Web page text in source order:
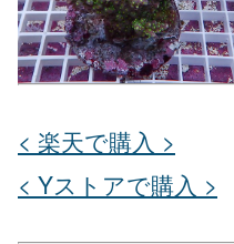
< 楽天で購入 >
< Yストアで購入 >